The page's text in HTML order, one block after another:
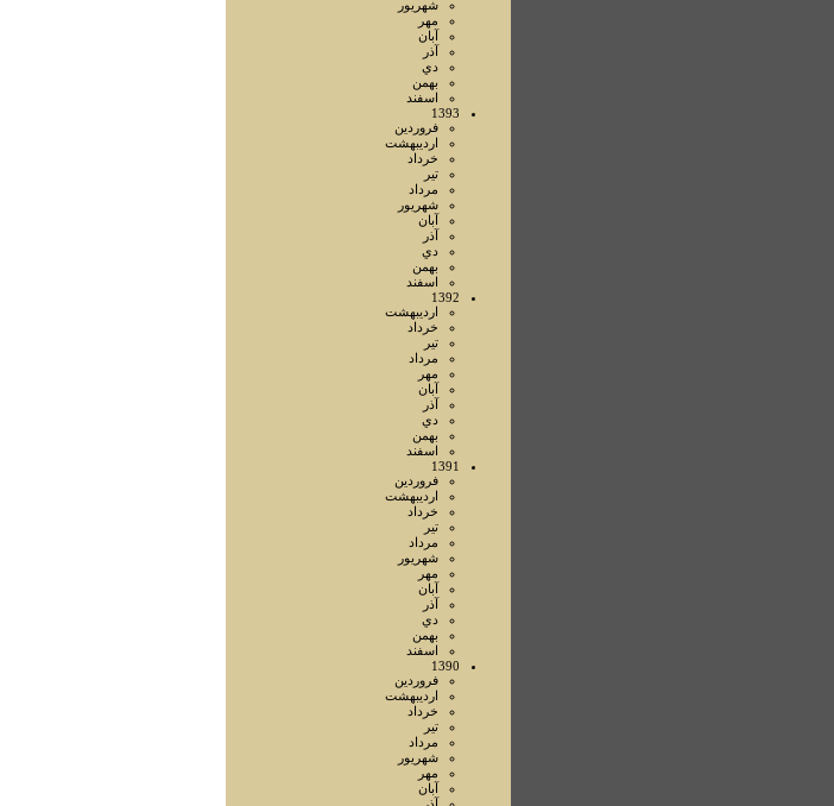
شهريور
مهر
آبان
آذر
دي
بهمن
اسفند
1393
فروردين
ارديبهشت
خرداد
تير
مرداد
شهريور
آبان
آذر
دي
بهمن
اسفند
1392
ارديبهشت
خرداد
تير
مرداد
مهر
آبان
آذر
دي
بهمن
اسفند
1391
فروردين
ارديبهشت
خرداد
تير
مرداد
شهريور
مهر
آبان
آذر
دي
بهمن
اسفند
1390
فروردين
ارديبهشت
خرداد
تير
مرداد
شهريور
مهر
آبان